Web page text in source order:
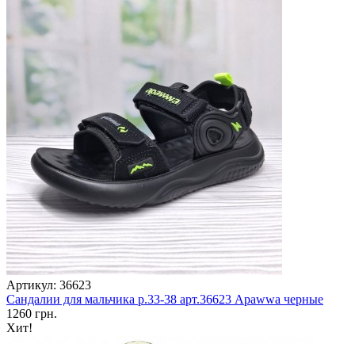
Артикул: 36623
Сандалии для мальчика р.33-38 арт.36623 Apawwa черные
1260 грн.
Хит!